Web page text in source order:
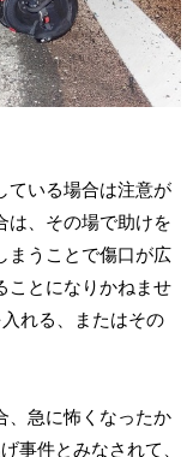
ている場合は注意が
は、その場で助けを
まうことで傷口が広
ことになりかねませ
れる、またはその
、急に怖くなったか
事件とみなされて、